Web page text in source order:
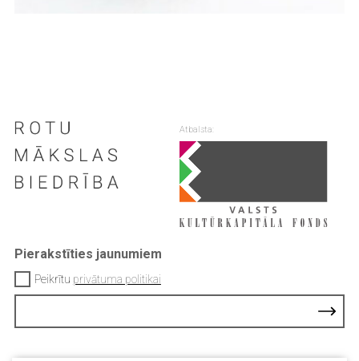
Atbalsta:
Pierakstīties jaunumiem
Peikrītu privātuma politikai